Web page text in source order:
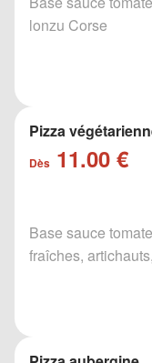
lonzu Corse
Pizza
Dès 11.00 €
Base sauce
fraîches,